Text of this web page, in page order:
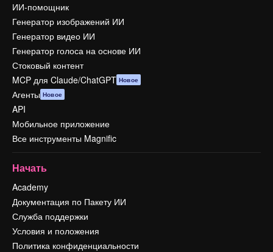
ИИ-помощник
Генератор изображений ИИ
Генератор видео ИИ
Генератор голоса на основе ИИ
Стоковый контент
MCP для Claude/ChatGPT Новое
Агенты Новое
API
Мобильное приложение
Все инструменты Magnific
Начать
Academy
Документация по Пакету ИИ
Служба поддержки
Условия и положения
Политика конфиденциальности